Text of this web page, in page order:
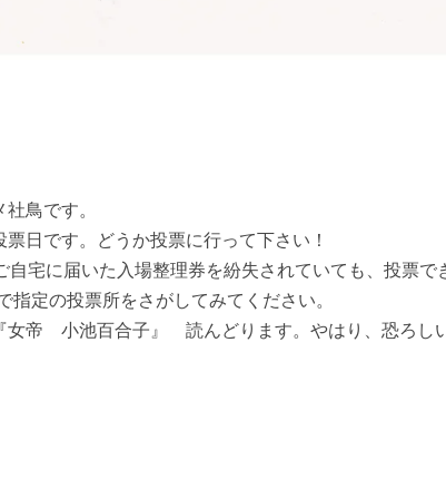
鳥です。
日です。どうか投票に行って下さい！
自宅に届いた入場整理券を紛失されていても、投票で
指定の投票所をさがしてみてください。
帝 小池百合子』 読んどります。やはり、恐ろし